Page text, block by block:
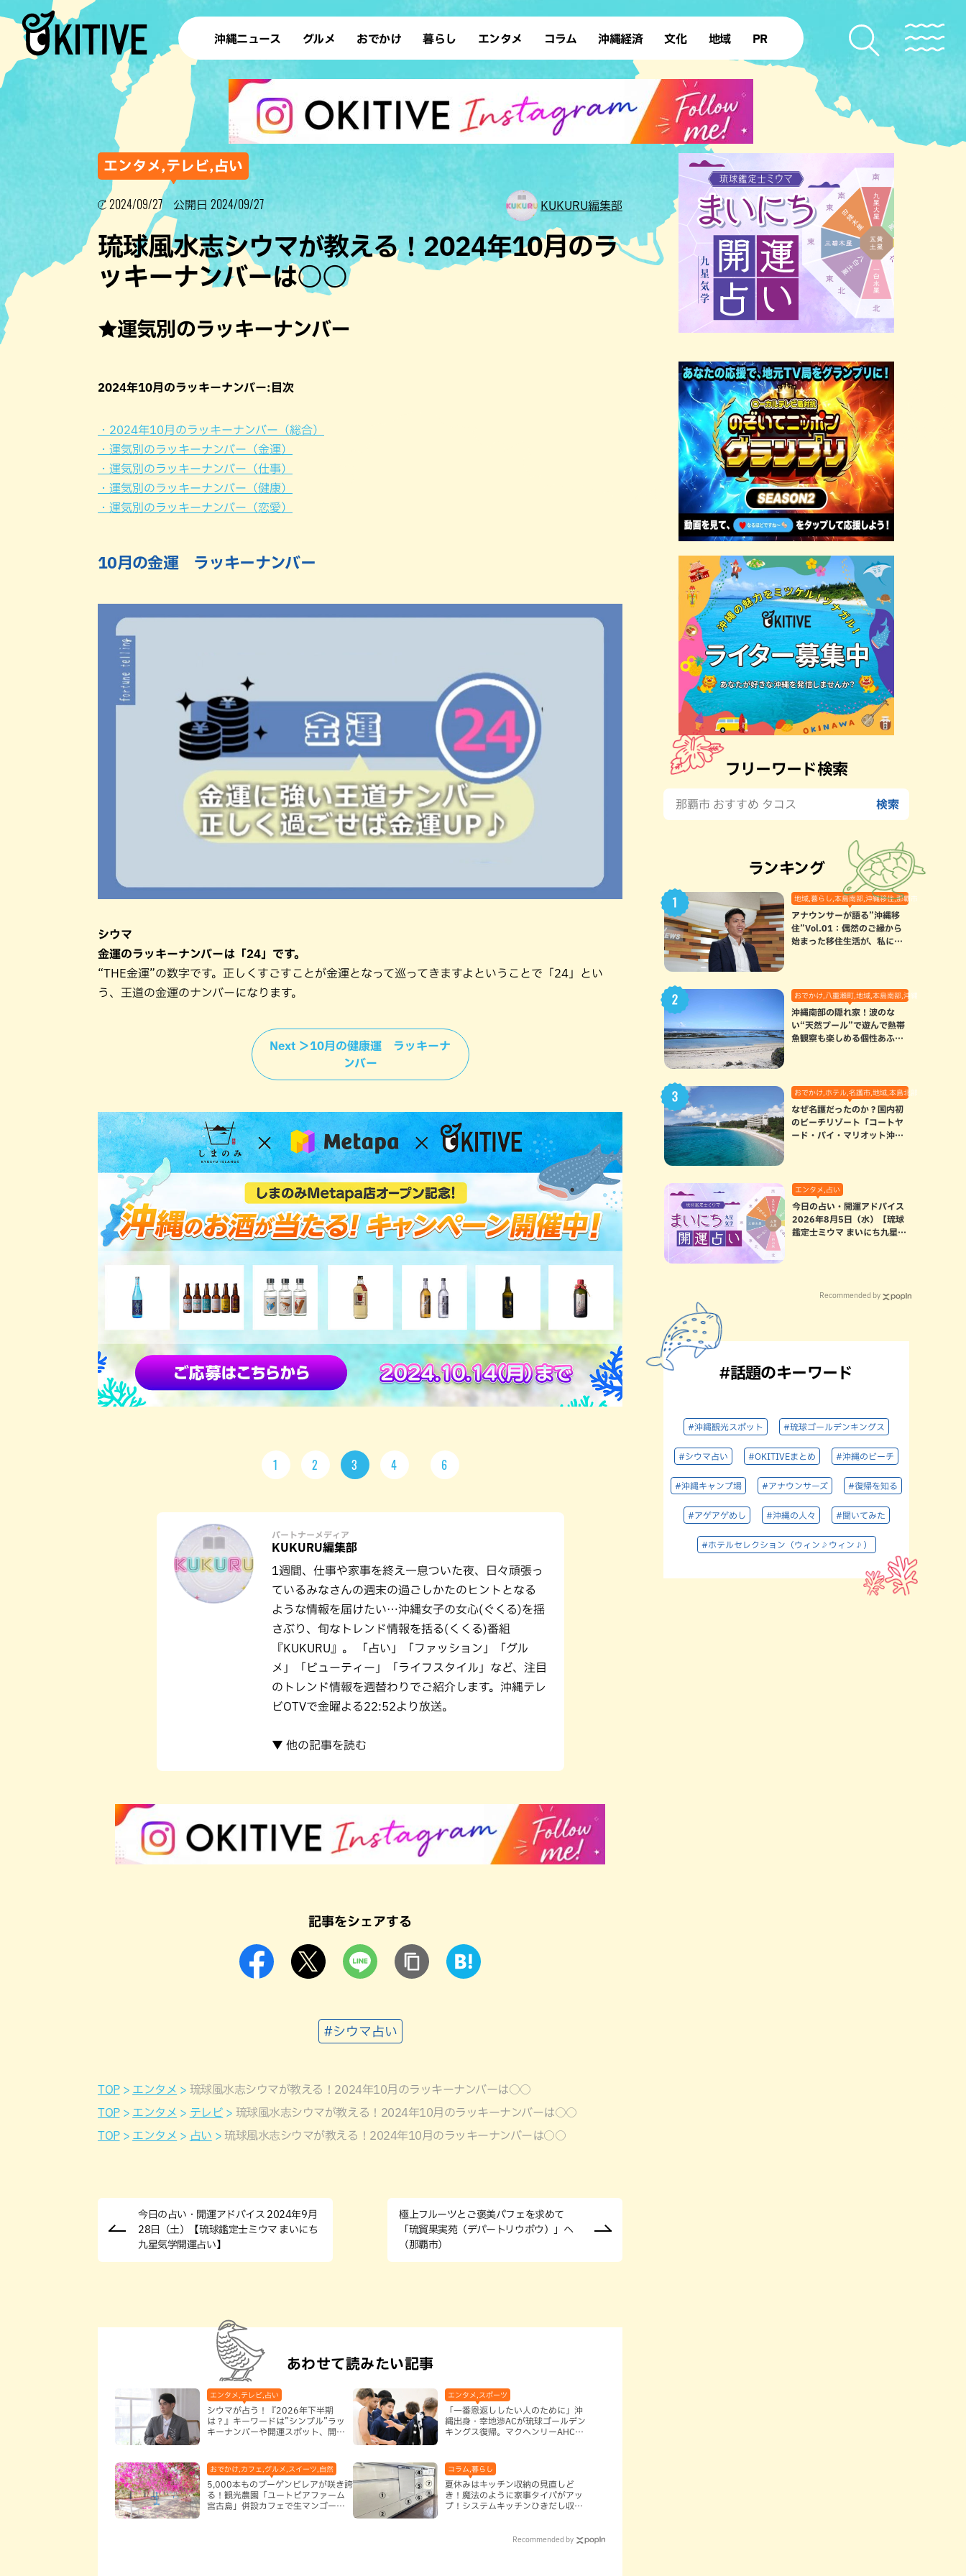
沖縄ニュース グルメ
ラーメン 沖縄そば
テイクアウト カフェ
すし・魚料理 和食・日本料理
イタリアン
フレンチ
ステーキ・焼肉 焼鳥・串料理
その他の肉料理 居酒屋・バー
ブッフェ・バイキング
パン
おでかけ
デート ドライブ
散歩 ソロ活
アート
ホテル
サウナ 公園
暮らし
レシピ SDGs
ファッション ローカルニュース
沖縄移住 沖縄旧暦行事
エンタメ
スポーツ 占い
タレント・芸人 テレビ
コラム 沖縄経済 文化
復帰50年
地域
本島北部 本島中部
本島南部 先島諸島
北部離島
PR
エンタメ,テレビ,占い
2024/09/27 公開日 2024/09/27 KUKURU編集部
琉球風水志シウマが教える！2024年10月のラ
ッキーナンバーは○○
★運気別のラッキーナンバー
2024年10月のラッキーナンバー:目次
・2024年10月のラッキーナンバー（総合）
・運気別のラッキーナンバー（金運）
・運気別のラッキーナンバー（仕事）
・運気別のラッキーナンバー（健康）
・運気別のラッキーナンバー（恋愛）
10月の金運 ラッキーナンバー
シウマ
金運のラッキーナンバーは「24」です。
“THE金運”の数字です。正しくすごすことが金運となって巡ってきますよということで「24」とい
う、王道の金運のナンバーになります。
Next ＞10月の健康運 ラッキーナ
ンバー
1 2 3 4 6
パートナーメディア
KUKURU編集部
1週間、仕事や家事を終え一息ついた夜、日々頑張っ
ているみなさんの週末の過ごしかたのヒントとなる
ような情報を届けたい…沖縄女子の女心(ぐくる)を揺
さぶり、旬なトレンド情報を括る(くくる)番組
『KUKURU』。 「占い」「ファッション」「グル
メ」「ビューティー」「ライフスタイル」など、注目
のトレンド情報を週替わりでご紹介します。沖縄テレ
ビOTVで金曜よる22:52より放送。
▼ 他の記事を読む
記事をシェアする
#シウマ占い
TOP エンタメ
琉球風水志シウマが教える！2024年10月のラッキーナンバーは○○
TOP
エンタメ テレビ
琉球風水志シウマが教える！2024年10月のラッキーナンバーは○○
TOP
エンタメ 占い 琉球風水志シウマが教える！2024年10月のラッキーナンバーは○○
今日の占い・開運アドバイス 2024年9月
28日（土）【琉球鑑定士ミウマ まいにち
九星気学開運占い】
極上フルーツとご褒美パフェを求めて
「琉貿果実苑（デパートリウボウ）」へ
（那覇市）
あわせて読みたい記事
エンタメ,テレビ,占い
シウマが占う！『2026年下半期
は？』キーワードは”シンプル”ラッ
キーナンバーや開運スポット、開運
エンタメ,スポーツ
「一番恩返ししたい人のために」沖
縄出身・幸地渉ACが琉球ゴールデン
キングス復帰。マクヘンリーAHCに
おでかけ,カフェ,グルメ,スイーツ,自然
5,000本ものブーゲンビレアが咲き誇
る！観光農園「ユートピアファーム
宮古島」併設カフェで生マンゴーを
コラム,暮らし
夏休みはキッチン収納の見直しど
き！魔法のように家事タイパがアッ
プ！システムキッチンひきだし収納
Recommended by
フリーワード検索
ランキング
地域,暮らし,本島南部,沖縄移住,那覇市
アナウンサーが語る”沖縄移
住”Vol.01：偶然のご縁から
始まった移住生活が、私にと
おでかけ,八重瀬町,地域,本島南部,沖縄の海,自然
沖縄南部の隠れ家！波のな
い“天然プール”で遊んで熱帯
魚観察も楽しめる個性あふれ
おでかけ,ホテル,名護市,地域,本島北部
なぜ名護だったのか？国内初
のビーチリゾート「コートヤ
ード・バイ・マリオット沖縄
エンタメ,占い
今日の占い・開運アドバイス
2026年8月5日（水）【琉球
鑑定士ミウマ まいにち九星気
Recommended by
#話題のキーワード
#沖縄観光スポット #琉球ゴールデンキングス
#シウマ占い #OKITIVEまとめ #沖縄のビーチ
#沖縄キャンプ場 #アナウンサーズ #復帰を知る
#アゲアゲめし #沖縄の人々 #聞いてみた
#ホテルセレクション（ウィン♪ウィン♪）